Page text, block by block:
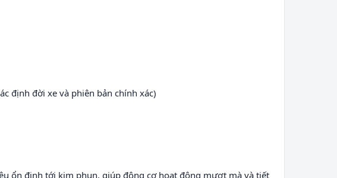
định đời xe và phiên bản chính xác)
ổn định tới kim phun, giúp động cơ hoạt động mượt mà và tiết